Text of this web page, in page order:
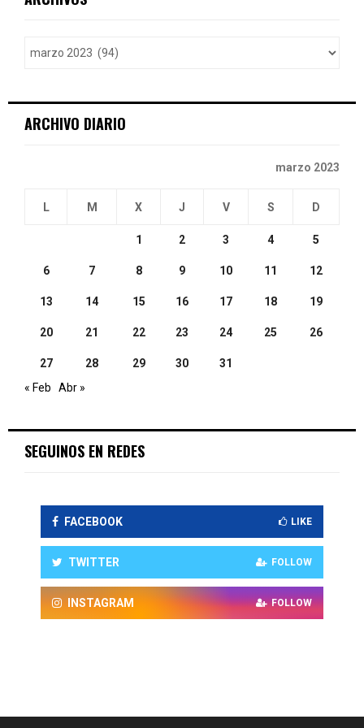
h
ARCHIVO DIARIO
marzo 2023
L M X J V S D
1 2 3 4 5
6 7 8 9 10 11 12
13 14 15 16 17 18 19
20 21 22 23 24 25 26
27 28 29 30
31
« Feb
Abr »
SEGUINOS EN REDES
FACEBOOK LIKE
TWITTER FOLLOW
INSTAGRAM FOLLOW